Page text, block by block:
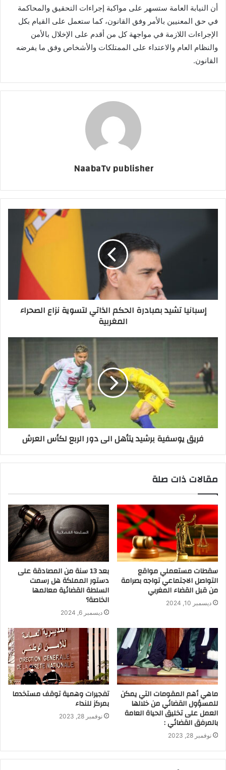
أن النيابة العامة ستسهر على مواكبة إجراءات التحقيق والمحاكمة
في حق المعنيين بالأمر وفق القانون، كما ستعمل على القيام بكل
الإجراءات اللازمة في مواجهة كل من أقدم على الإخلال بالأمن
والنظام العام والاعتداء على الممتلكات والأشخاص وفق ما يفرضه
القانون.
NaabaTv publisher
إسبانيا تشيد بمبادرة الحكم الذاتي لتسوية نزاع الصحراء
المغربية
فريق يوسفية برشيد يتأهل الى دور الربع لكأس العرش
مقالات ذات صلة
سقطات مستعملي مواقع
التواصل الاجتماعي تواجه بصرامة
من قبل القضاء المغربي
ديسمبر 10, 2024
بعد 13 سنة من المصادقة على
دستور المملكة هل رسمت
السلطة القضائية معالمها
الخاصة؟
ديسمبر 6, 2024
ماهي أهم المقومات التي يمكن
للمسؤول القضائي من خلالها
العمل على تخليق الحياة العامة
بالمرفق القضائي :
نوفمبر 28, 2023
تفجيرات وهمية توقف مستخدما
بمركز للنداء
نوفمبر 28, 2023